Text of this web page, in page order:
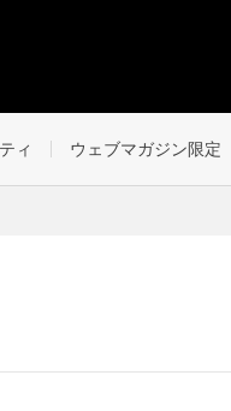
ィ ウェブマガジン限定